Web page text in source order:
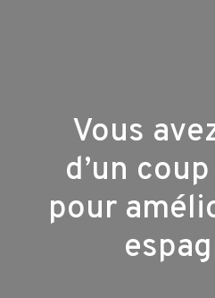
Vous
d’un
pour